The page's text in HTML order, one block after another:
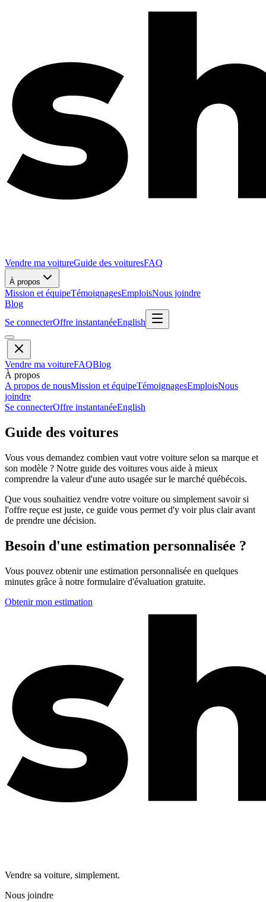
Vendre ma voitureGuide des voituresFAQ
À propos
Mission et équipeTémoignagesEmploisNous joindre
Blog
Se connecterOffre instantanéeEnglish
Vendre ma voitureFAQBlog
À propos
A propos de nousMission et équipeTémoignagesEmploisNous
joindre
Se connecterOffre instantanéeEnglish
Guide des voitures
Vous vous demandez combien vaut votre voiture selon sa marque et
son modèle ? Notre guide des voitures vous aide à mieux
comprendre la valeur d'une auto usagée sur le marché québécois.
Que vous souhaitiez vendre votre voiture ou simplement savoir si
l'offre reçue est juste, ce guide vous permet d'y voir plus clair avant
de prendre une décision.
Besoin d'une estimation personnalisée ?
Vous pouvez obtenir une estimation personnalisée en quelques
minutes grâce à notre formulaire d'évaluation gratuite.
Obtenir mon estimation
Vendre sa voiture, simplement.
Nous joindre